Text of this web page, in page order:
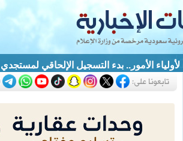
لأولياء الأمور.. بدء التسجيل الإلحاقي